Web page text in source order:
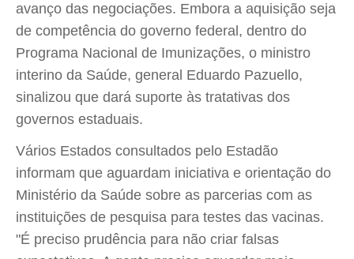
avanço das negociações. Embora a aquisição seja
de competência do governo federal, dentro do
Programa Nacional de Imunizações, o ministro
interino da Saúde, general Eduardo Pazuello,
sinalizou que dará suporte às tratativas dos
governos estaduais.
Vários Estados consultados pelo Estadão
informam que aguardam iniciativa e orientação do
Ministério da Saúde sobre as parcerias com as
instituições de pesquisa para testes das vacinas.
"É preciso prudência para não criar falsas